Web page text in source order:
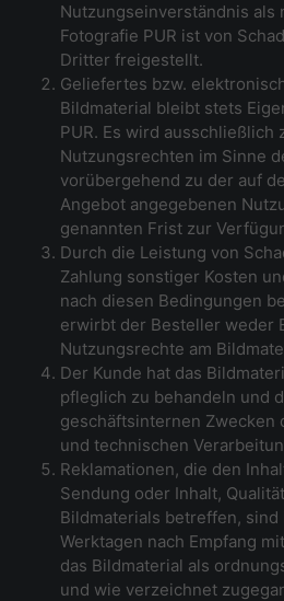
Nutzungseinverständnis als
Fotografie PUR ist von
Dritter freigestellt.
Geliefertes bzw.
Bildmaterial bleibt stets
PUR. Es wird ausschließlich
Nutzungsrechten im Sinne
vorübergehend zu der auf
Angebot angegebenen
genannten Frist zur
Durch die Leistung von
Zahlung sonstiger Kosten
nach diesen Bedingungen
erwirbt der Besteller weder
Nutzungsrechte am
Der Kunde hat das
pfleglich zu behandeln und
geschäftsinternen Zwecken
und technischen
Reklamationen, die den
Sendung oder Inhalt,
Bildmaterials betreffen,
Werktagen nach Empfang
das Bildmaterial als
und wie verzeichnet